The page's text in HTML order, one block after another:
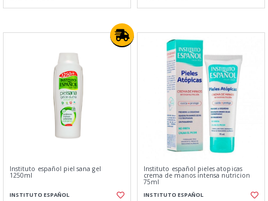
Instituto español piel sana gel
1250ml
INSTITUTO ESPAÑOL
Instituto español pieles atopicas
crema de manos intensa nutricion
75ml
INSTITUTO ESPAÑOL